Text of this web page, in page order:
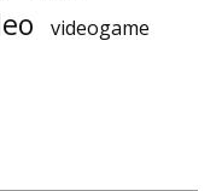
videogame